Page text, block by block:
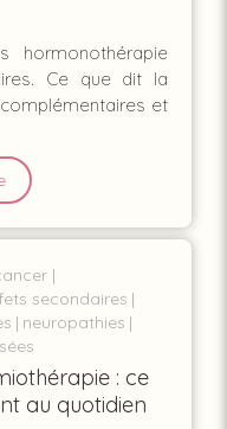
hormonothérapie
Ce que dit la
et
secondaires
neuropathies
: ce
au quotidien